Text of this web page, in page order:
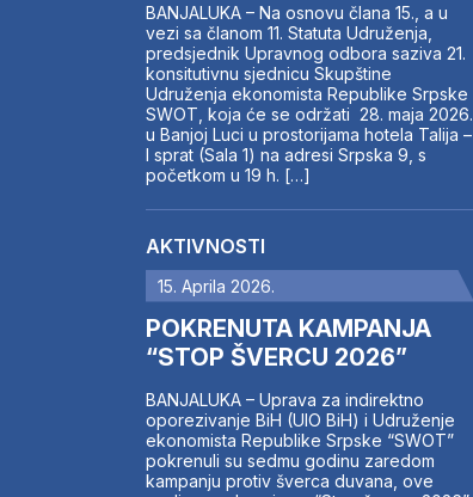
BANJALUKA – Na osnovu člana 15., a u
vezi sa članom 11. Statuta Udruženja,
predsjednik Upravnog odbora saziva 21.
konsitutivnu sjednicu Skupštine
Udruženja ekonomista Republike Srpske
SWOT, koja će se održati 28. maja 2026.
u Banjoj Luci u prostorijama hotela Talija –
I sprat (Sala 1) na adresi Srpska 9, s
početkom u 19 h. […]
AKTIVNOSTI
15. Aprila 2026.
POKRENUTA KAMPANJA
“STOP ŠVERCU 2026”
BANJALUKA – Uprava za indirektno
oporezivanje BiH (UIO BiH) i Udruženje
ekonomista Republike Srpske “SWOT”
pokrenuli su sedmu godinu zaredom
kampanju protiv šverca duvana, ove